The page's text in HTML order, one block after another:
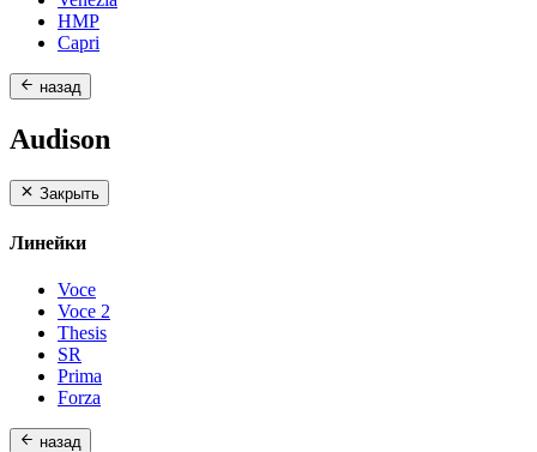
HMP
Capri
назад
Audison
Закрыть
Линейки
Voce
Voce 2
Thesis
SR
Prima
Forza
назад